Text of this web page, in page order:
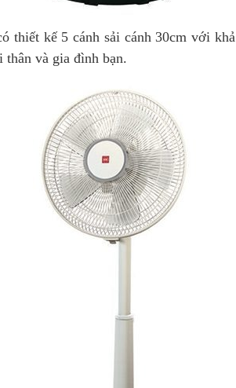
thiết kế 5 cánh sải cánh 30cm với
thân và gia đình bạn.